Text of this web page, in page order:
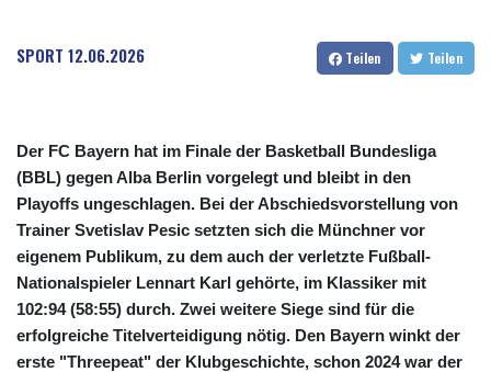
CHF 0.807704
CLF 0.023139
COP 3156.1
CRC 454.53954
CUC 1
CUP 26.5
CVE 95.703894
CZK 20.98695
DJF 177.720393
DKK 6.46574
DOP 58.250393
SPORT 12.06.2026 Teilen Teilen
Der FC Bayern hat im Finale der Basketball Bundesliga
(BBL) gegen Alba Berlin vorgelegt und bleibt in den
Playoffs ungeschlagen. Bei der Abschiedsvorstellung von
Trainer Svetislav Pesic setzten sich die Münchner vor
eigenem Publikum, zu dem auch der verletzte Fußball-
Nationalspieler Lennart Karl gehörte, im Klassiker mit
102:94 (58:55) durch. Zwei weitere Siege sind für die
erfolgreiche Titelverteidigung nötig. Den Bayern winkt der
erste "Threepeat" der Klubgeschichte, schon 2024 war der